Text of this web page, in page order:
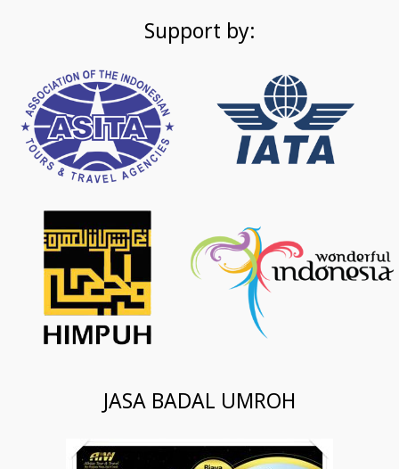
Support by:
JASA BADAL UMROH